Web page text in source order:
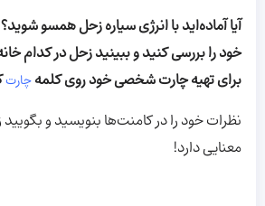
آیا آماده‌اید با انرژی سیاره زحل همسو
خود را بررسی کنید و ببینید زحل در کدام
برای تهیه چارت شخصی خود روی کلمهچارت
نظرات خود را در کامنت‌ها بنویسید و
معنایی دارد!